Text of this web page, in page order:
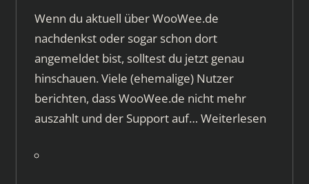
Wenn du aktuell über WooWee.de
nachdenkst oder sogar schon dort
angemeldet bist, solltest du jetzt genau
hinschauen. Viele (ehemalige) Nutzer
berichten, dass WooWee.de nicht mehr
auszahlt und der Support auf… Weiterlesen